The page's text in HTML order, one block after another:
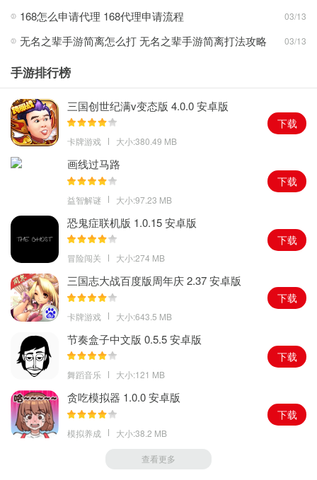
2、独特的游戏故事，我们给你提供的多种不同的主线剧情，在这里
3、各种好玩的游戏内容，在这里你可以去进对更多丰富的游戏玩法
的而体验。
游戏亮点
1、不只是模拟的培养，你还可以去进行对角色的不同隐藏故事的开
启。
2、在这里去进行更多休闲音乐消除玩法的体验，我们给你提供了多
种不同的小游戏。
3、独特的游戏角色，上百名不同的角色可以去进行招募，找到你最
喜爱的偶像去尽心尽力的培养吧。
168怎么申请代理 168代理申请流程 03/13
无名之辈手游简离怎么打 无名之辈手游简离打法攻略 03/13
手游排行榜
三国创世纪满v变态版 4.0.0 安卓版
卡牌游戏 大小:380.49 MB
下载
画线过马路
益智解谜 大小:97.23 MB
下载
恐鬼症联机版 1.0.15 安卓版
冒险闯关 大小:274 MB
下载
三国志大战百度版周年庆 2.37 安卓版
卡牌游戏 大小:643.5 MB
下载
节奏盒子中文版 0.5.5 安卓版
舞蹈音乐 大小:121 MB
下载
贪吃模拟器 1.0.0 安卓版
模拟养成 大小:38.2 MB
下载
查看更多